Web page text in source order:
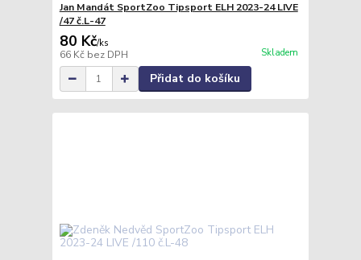
Jan Mandát SportZoo Tipsport ELH 2023-24 LIVE
/47 č.L-47
80 Kč/ks
66 Kč bez DPH Skladem
Přidat do košíku